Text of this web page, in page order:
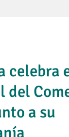
celebra
del
a su